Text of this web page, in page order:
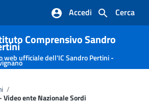
Cerca
Accedi
navigazione
Comprensivo Sandro
web ufficiale dell'IC Sandro Pertini -
/
Video ente Nazionale Sordi